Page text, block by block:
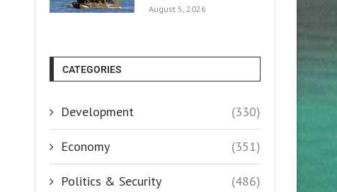
August 5, 2026
CATEGORIES
Development (330)
Economy (351)
Politics & Security (486)